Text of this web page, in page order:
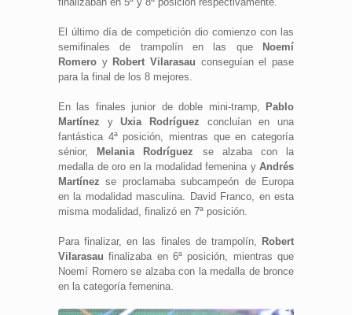
El último día de competición dio comienzo con las
semifinales de trampolín en las que Noemí
Romero y Robert Vilarasau conseguían el pase
para la final de los 8 mejores.
En las finales junior de doble mini-tramp, Pablo
Martínez yUxia Rodríguez concluían en una
fantástica 4ª posición, mientras que en categoría
sénior, Melania Rodríguez se alzaba con la
medalla de oro en la modalidad femenina y Andrés
Martínez se proclamaba subcampeón de Europa
en la modalidad masculina. David Franco, en esta
misma modalidad, finalizó en 7ª posición.
Para finalizar, en las finales de trampolín, Robert
Vilarasau finalizaba en 6ª posición, mientras que
Noemí Romero se alzaba con la medalla de bronce
en la categoría femenina.